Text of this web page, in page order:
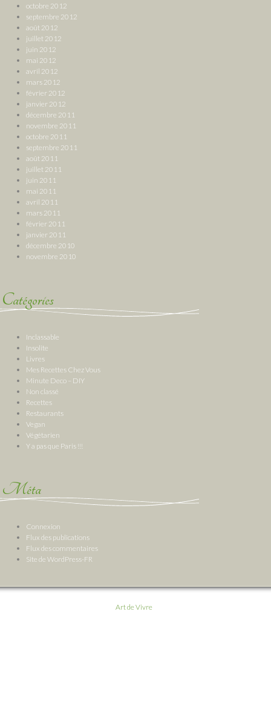
octobre 2012
septembre 2012
août 2012
juillet 2012
juin 2012
mai 2012
avril 2012
mars 2012
février 2012
janvier 2012
décembre 2011
novembre 2011
octobre 2011
septembre 2011
août 2011
juillet 2011
juin 2011
mai 2011
avril 2011
mars 2011
février 2011
janvier 2011
décembre 2010
novembre 2010
Catégories
Inclassable
Insolite
Livres
Mes Recettes Chez Vous
Minute Deco – DIY
Non classé
Recettes
Restaurants
Vegan
Végétarien
Y a pas que Paris !!!
Méta
Connexion
Flux des publications
Flux des commentaires
Site de WordPress-FR
Art de Vivre